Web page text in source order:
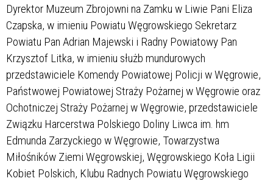
Dyrektor Muzeum Zbrojowni na Zamku w Liwie Pani Eliza
Czapska, w imieniu Powiatu Węgrowskiego Sekretarz
Powiatu Pan Adrian Majewski i Radny Powiatowy Pan
Krzysztof Litka, w imieniu służb mundurowych
przedstawiciele Komendy Powiatowej Policji w Węgrowie,
Państwowej Powiatowej Straży Pożarnej w Węgrowie oraz
Ochotniczej Straży Pożarnej w Węgrowie, przedstawiciele
Związku Harcerstwa Polskiego Doliny Liwca im. hm
Edmunda Zarzyckiego w Węgrowie, Towarzystwa
Miłośników Ziemi Węgrowskiej, Węgrowskiego Koła Ligii
Kobiet Polskich, Klubu Radnych Powiatu Węgrowskiego